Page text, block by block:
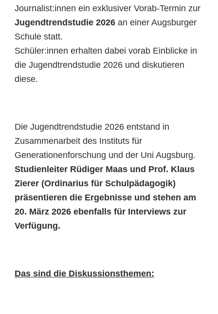
Journalist:innen ein exklusiver Vorab-Termin zur
Jugendtrendstudie 2026 an einer Augsburger
Schule statt.
Schüler:innen erhalten dabei vorab Einblicke in
die Jugendtrendstudie 2026 und diskutieren
diese.
Die Jugendtrendstudie 2026 entstand in
Zusammenarbeit des Instituts für
Generationenforschung und der Uni Augsburg.
Studienleiter Rüdiger Maas und Prof. Klaus
Zierer (Ordinarius für Schulpädagogik)
präsentieren die Ergebnisse und stehen am
20. März 2026 ebenfalls für Interviews zur
Verfügung.
Das sind die Diskussionsthemen: